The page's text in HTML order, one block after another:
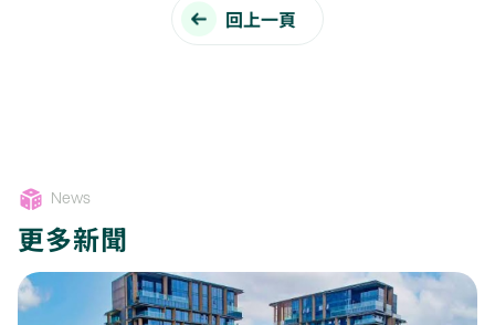
回上一頁
News
更多新聞